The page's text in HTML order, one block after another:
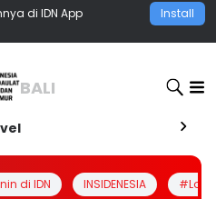
di IDN App Install
BALI
di IDN INSIDENESIA